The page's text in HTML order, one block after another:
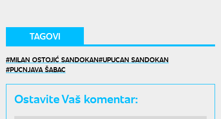
TAGOVI
MILAN OSTOJIĆ SANDOKAN UPUCAN SANDOKAN
PUCNJAVA ŠABAC
Ostavite Vaš komentar: